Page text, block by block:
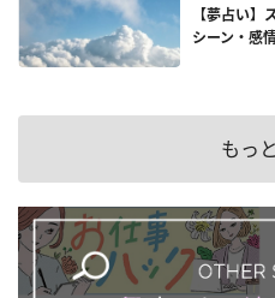
【夢占い
シーン・感
もっ